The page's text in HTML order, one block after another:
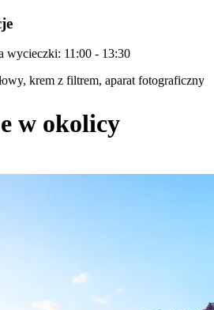
wycieczki: 11:00 - 13:30
krem z filtrem, aparat fotograficzny
w okolicy